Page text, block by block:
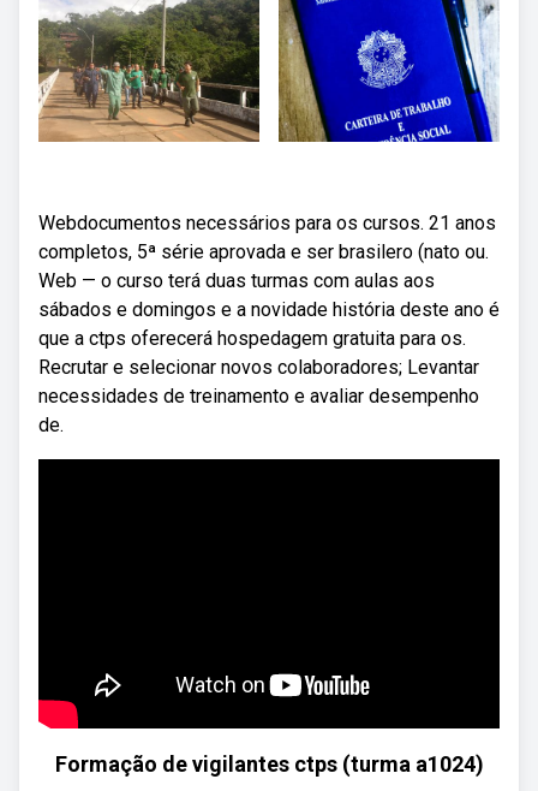
Webdocumentos necessários para os cursos. 21 anos
completos, 5ª série aprovada e ser brasilero (nato ou.
Web — o curso terá duas turmas com aulas aos
sábados e domingos e a novidade história deste ano é
que a ctps oferecerá hospedagem gratuita para os.
Recrutar e selecionar novos colaboradores; Levantar
necessidades de treinamento e avaliar desempenho
de.
Formação de vigilantes ctps (turma a1024)